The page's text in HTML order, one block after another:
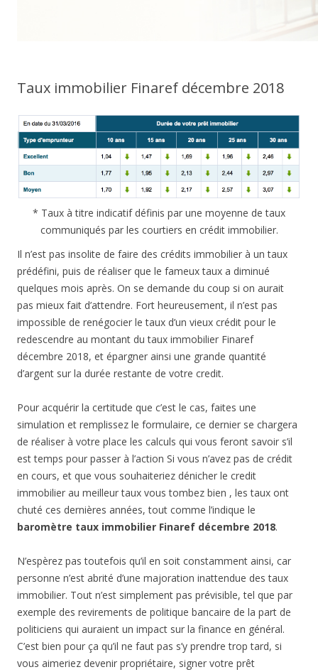
Taux immobilier Finaref décembre 2018
* Taux à titre indicatif définis par une moyenne de taux
communiqués par les courtiers en crédit immobilier.
Il n’est pas insolite de faire des crédits immobilier à un taux
prédéfini, puis de réaliser que le fameux taux a diminué
quelques mois après. On se demande du coup si on aurait
pas mieux fait d’attendre. Fort heureusement, il n’est pas
impossible de renégocier le taux d’un vieux crédit pour le
redescendre au montant du taux immobilier Finaref
décembre 2018, et épargner ainsi une grande quantité
d’argent sur la durée restante de votre credit.
Pour acquérir la certitude que c’est le cas, faites une
simulation et remplissez le formulaire, ce dernier se chargera
de réaliser à votre place les calculs qui vous feront savoir s’il
est temps pour passer à l’action Si vous n’avez pas de crédit
en cours, et que vous souhaiteriez dénicher le credit
immobilier au meilleur taux vous tombez bien , les taux ont
chuté ces dernières années, tout comme l’indique le
baromètre taux immobilier Finaref décembre 2018.
N’espèrez pas toutefois qu’il en soit constamment ainsi, car
personne n’est abrité d’une majoration inattendue des taux
immobilier. Tout n’est simplement pas prévisible, tel que par
exemple des revirements de politique bancaire de la part de
politiciens qui auraient un impact sur la finance en général.
C’est bien pour ça qu’il ne faut pas s’y prendre trop tard, si
vous aimeriez devenir propriétaire, signer votre prêt